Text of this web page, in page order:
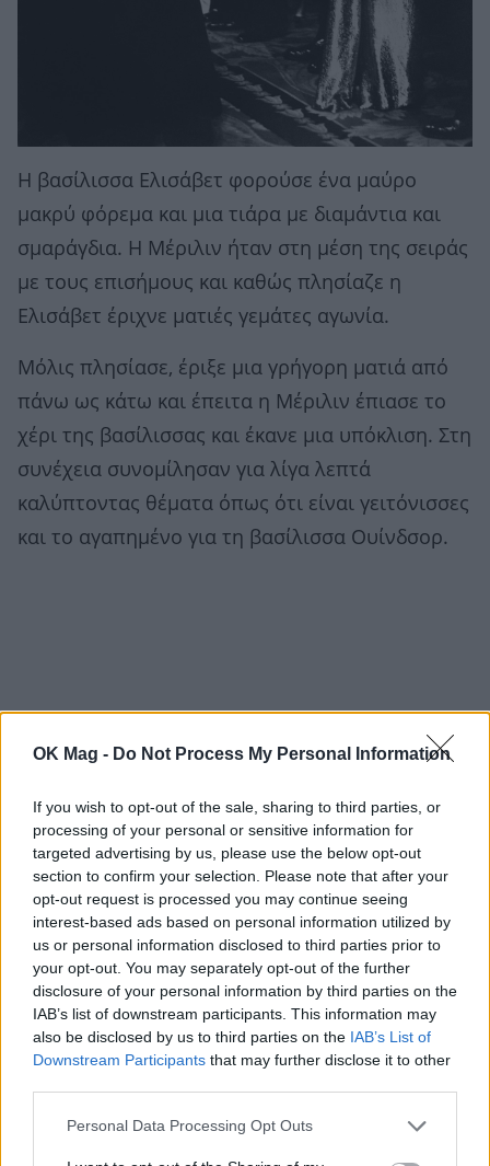
OK Mag - Do Not Process My Personal Information
If you wish to opt-out of the sale, sharing to third parties, or
processing of your personal or sensitive information for
targeted advertising by us, please use the below opt-out
section to confirm your selection. Please note that after your
opt-out request is processed you may continue seeing
interest-based ads based on personal information utilized by
us or personal information disclosed to third parties prior to
your opt-out. You may separately opt-out of the further
disclosure of your personal information by third parties on the
IAB’s list of downstream participants. This information may
also be disclosed by us to third parties on the IAB’s List of
Downstream Participants that may further disclose it to other
Personal Data Processing Opt Outs
Η βασίλισσα Ελισάβετ φορούσε ένα μαύρο
μακρύ φόρεμα και μια τιάρα με διαμάντια και
σμαράγδια. Η Μέριλιν ήταν στη μέση της σειράς
με τους επισήμους και καθώς πλησίαζε η
Ελισάβετ έριχνε ματιές γεμάτες αγωνία.
Μόλις πλησίασε, έριξε μια γρήγορη ματιά από
πάνω ως κάτω και έπειτα η Μέριλιν έπιασε το
χέρι της βασίλισσας και έκανε μια υπόκλιση. Στη
συνέχεια συνομίλησαν για λίγα λεπτά
καλύπτοντας θέματα όπως ότι είναι γειτόνισσες
και το αγαπημένο για τη βασίλισσα Ουίνδσορ.